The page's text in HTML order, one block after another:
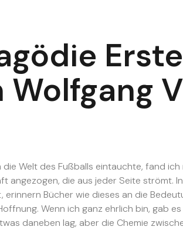
Welt des Fußballs eintauchte, fand
angezogen, die aus jeder Seite strömt.
Bücher wie dieses an die
Wenn ich ganz ehrlich bin, gab
daneben lag, aber die Chemie